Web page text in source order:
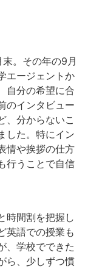
。その年の9月
エージェントか
自分の希望に合
のインタビュー
、分からないこ
した。特にイン
情や挨拶の仕方
行うことで自信
時間割を把握し
英語での授業も
、学校でできた
ら、少しずつ慣